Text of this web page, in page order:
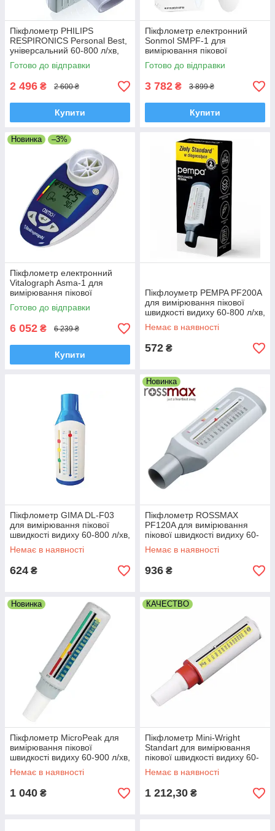
Пікфлометр PHILIPS
RESPIRONICS Personal Best,
універсальний 60-800 л/хв,
Нідерланди
Готово до відправки
2 496 ₴ 2 600 ₴
Купити
Пікфлометр електронний
Sonmol SMPF-1 для
вимірювання пікової
швидкості видиху 60 — 840 л/
хв, Нідерланди
Готово до відправки
3 782 ₴ 3 899 ₴
Купити
Новинка –3%
Пікфлометр електронний
Vitalograph Asma-1 для
вимірювання пікової
швидкості видиху 25-840 л/хв,
Ірландія
Готово до відправки
6 052 ₴ 6 239 ₴
Купити
Пікфлоуметр PEMPA PF200A
для вимірювання пікової
швидкості видиху 60-800 л/хв,
Польша
Немає в наявності
572 ₴
Пікфлометр GIMA DL-F03
для вимірювання пікової
швидкості видиху 60-800 л/хв,
Італія
Немає в наявності
624 ₴
Новинка
Пікфлометр ROSSMAX
PF120A для вимірювання
пікової швидкості видиху 60-
800 л/хв, Швейцарія
Немає в наявності
936 ₴
Новинка
Пікфлометр MicroPeak для
вимірювання пікової
швидкості видиху 60-900 л/хв,
Великобританія
Немає в наявності
1 040 ₴
КАЧЕСТВО
Пікфлометр Mini-Wright
Standart для вимірювання
пікової швидкості видиху 60-
800 л/хв, Великобританія
Немає в наявності
1 212,30 ₴